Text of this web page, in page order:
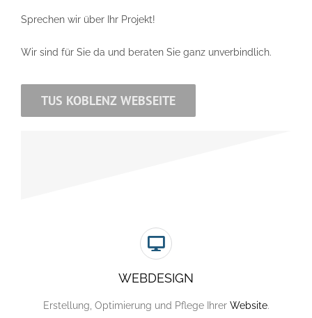
Sprechen wir über Ihr Projekt!
Wir sind für Sie da und beraten Sie ganz unverbindlich.
TUS KOBLENZ WEBSEITE
WEBDESIGN
Erstellung, Optimierung und Pflege Ihrer Website.